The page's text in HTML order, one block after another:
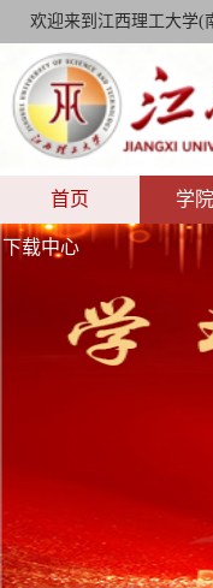
欢迎来到江西理工大学(
首页 学
下载中心